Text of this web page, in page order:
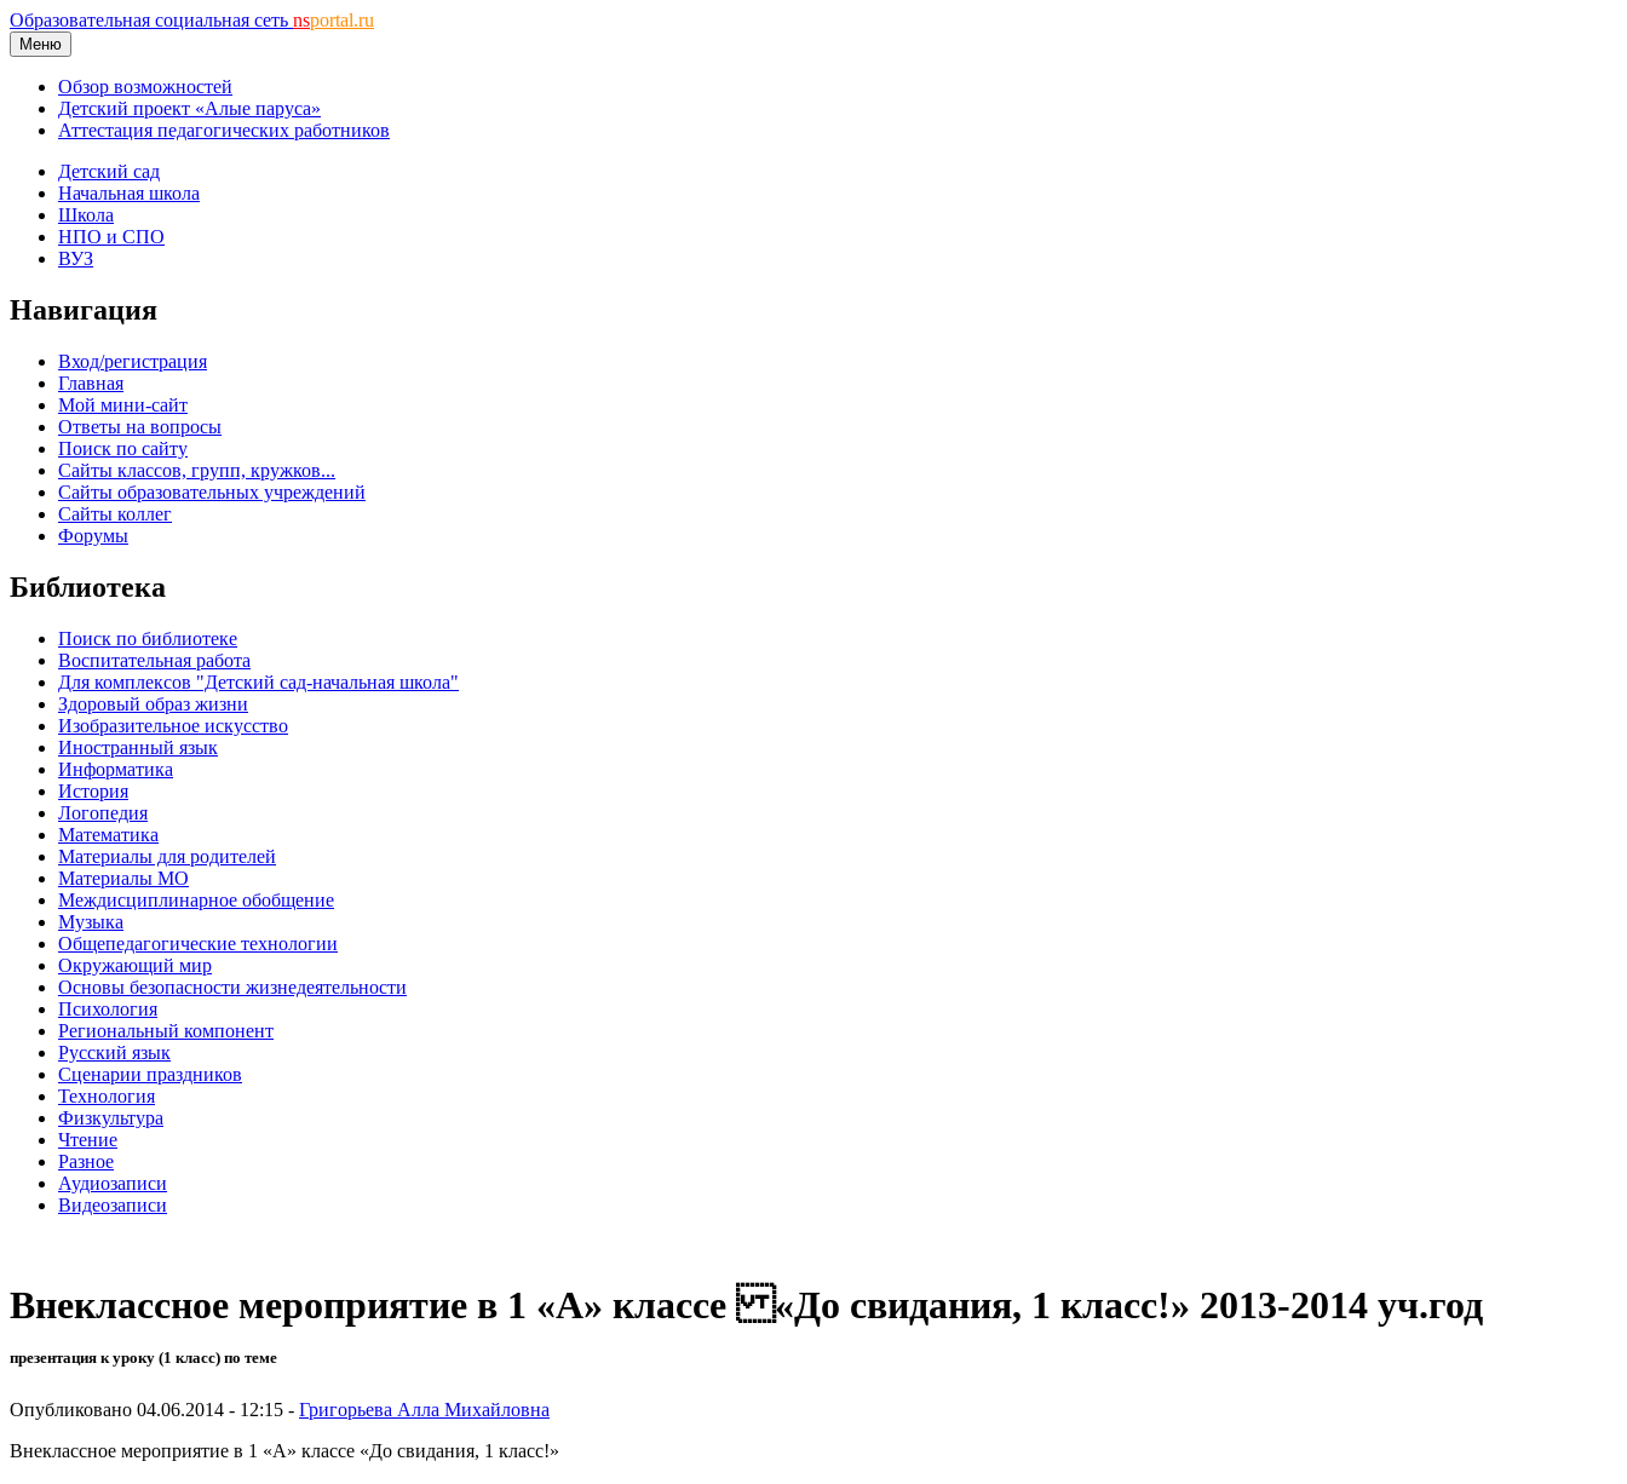
Образовательная социальная сеть nsportal.ru
Меню
Обзор возможностей
Детский проект «Алые паруса»
Аттестация педагогических работников
Детский сад
Начальная школа
Школа
НПО и СПО
ВУЗ
Навигация
Вход/регистрация
Главная
Мой мини-сайт
Ответы на вопросы
Поиск по сайту
Сайты классов, групп, кружков...
Сайты образовательных учреждений
Сайты коллег
Форумы
Библиотека
Поиск по библиотеке
Воспитательная работа
Для комплексов "Детский сад-начальная школа"
Здоровый образ жизни
Изобразительное искусство
Иностранный язык
Информатика
История
Логопедия
Математика
Материалы для родителей
Материалы МО
Междисциплинарное обобщение
Музыка
Общепедагогические технологии
Окружающий мир
Основы безопасности жизнедеятельности
Психология
Региональный компонент
Русский язык
Сценарии праздников
Технология
Физкультура
Чтение
Разное
Аудиозаписи
Видеозаписи
Внеклассное мероприятие в 1 «А» классе «До свидания, 1 класс!» 2013-2014 уч.год
презентация к уроку (1 класс) по теме
Опубликовано 04.06.2014 - 12:15 - Григорьева Алла Михайловна
Внеклассное мероприятие в 1 «А» классе «До свидания, 1 класс!»